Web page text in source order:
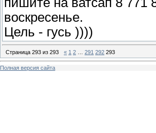
воскресенье.
Цель - гусь ))))
Страница 293 из 293 « 1 2 291 292 293
Полная версия сайта